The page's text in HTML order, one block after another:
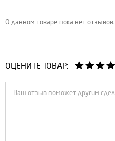
О данном товаре пока нет отзывов.
ОЦЕНИТЕ ТОВАР: